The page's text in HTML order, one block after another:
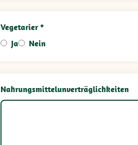
Vegetarier *
Ja
Nein
Nahrungsmittelunverträglichkeiten